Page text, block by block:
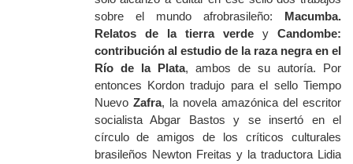
sobre el mundo afrobrasileño: Macumba.
Relatos de la tierra verdeyCandombe:
contribución al estudio de la raza negra en el
Río de la Plata, ambos de su autoría. Por
entonces Kordon tradujo para el sello Tiempo
Nuevo Zafra, la novela amazónica del escritor
socialista Abgar Bastos y se insertó en el
círculo de amigos de los críticos culturales
brasileños Newton Freitas y la traductora Lidia